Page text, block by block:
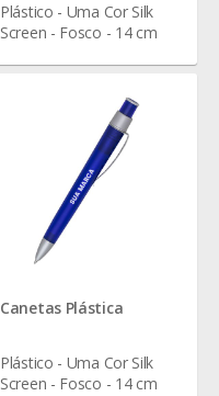
Plástico - Uma Cor Silk
Screen - Fosco - 14 cm
Canetas Plástica
Plástico - Uma Cor Silk
Screen - Fosco - 14 cm